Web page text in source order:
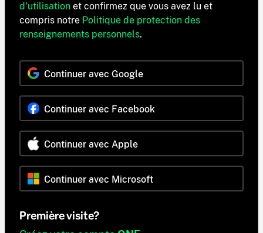
d'utilisation et confirmez que vous avez lu et
compris notre Politique de protection des
renseignements personnels.
Continuer avec Google
Continuer avec Facebook
Continuer avec Apple
Continuer avec Microsoft
Première visite?